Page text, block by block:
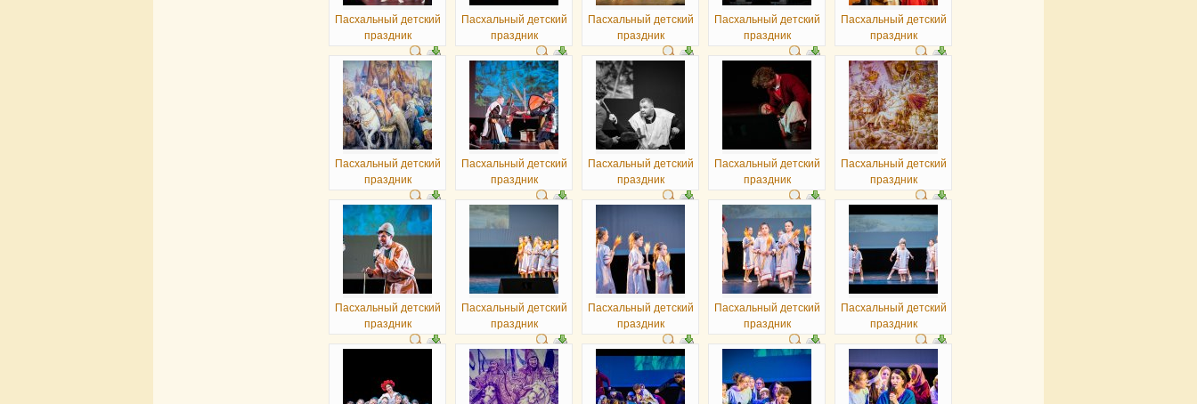
Пасхальный детский
праздник
Пасхальный детский
праздник
Пасхальный детский
праздник
Пасхальный детский
праздник
Пасхальный детский
праздник
Пасхальный детский
праздник
Пасхальный детский
праздник
Пасхальный детский
праздник
Пасхальный детский
праздник
Пасхальный детский
праздник
Пасхальный детский
праздник
Пасхальный детский
праздник
Пасхальный детский
праздник
Пасхальный детский
праздник
Пасхальный детский
праздник